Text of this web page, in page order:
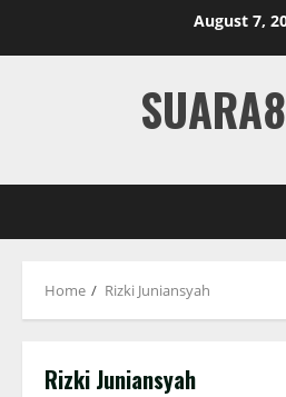
August 7,
Home Rizki Juniansyah
Rizki Juniansyah